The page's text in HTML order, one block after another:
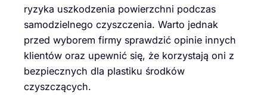
ryzyka uszkodzenia powierzchni podczas
samodzielnego czyszczenia. Warto jednak
przed wyborem firmy sprawdzić opinie innych
klientów oraz upewnić się, że korzystają oni z
bezpiecznych dla plastiku środków
czyszczących.